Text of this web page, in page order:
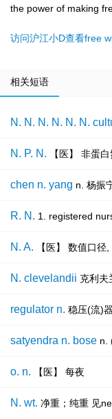
the power of making
访问沪江小D查看free
相关短语
N. N. N. N. N. N.
N. P. N. 【医】 非蛋
chen n. yang n. 杨振
R. N. 1. registered
N. A. 【医】 数值口径,
N. clevelandii 克利夫
regulator n. 稳压(流)
satyendra n. bose n.
o. n. 【医】 每夜
N. wt. 净重；纯重 见